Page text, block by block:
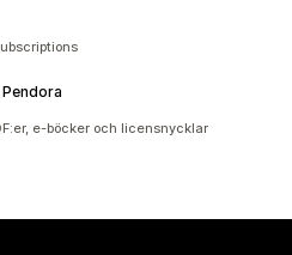
e-böcker och licensnycklar